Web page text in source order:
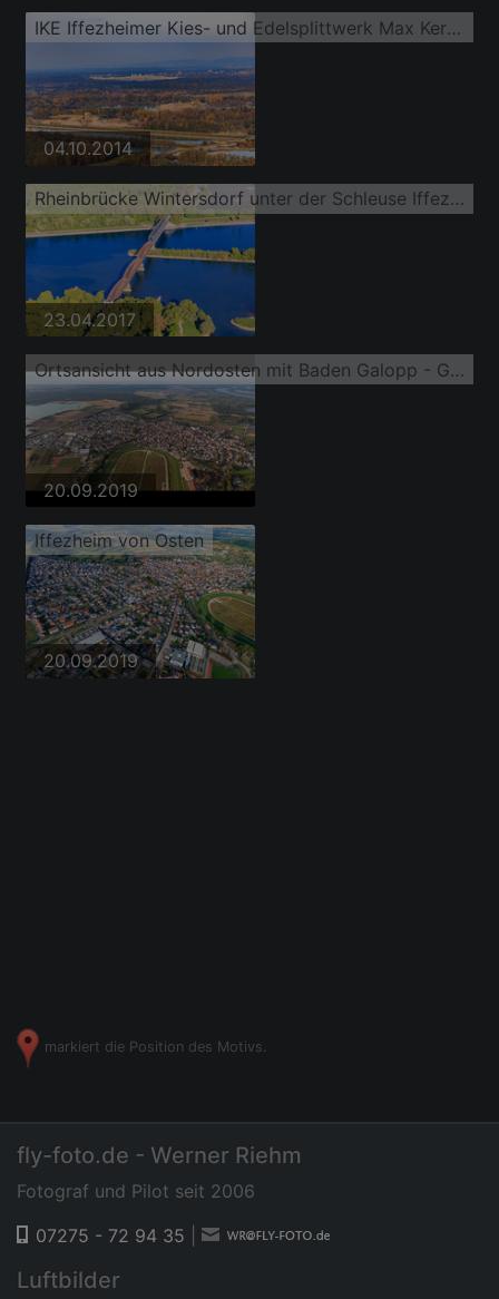
IKE Iffezheimer Kies- und Edelsplittwerk Max Kern GmbH & Co. KG an der Kiesgrube am Rhein
04.10.2014
Rheinbrücke Wintersdorf unter der Schleuse Iffezheim
23.04.2017
Ortsansicht aus Nordosten mit Baden Galopp - Galopprennbahn Baden-Baden
20.09.2019
Iffezheim von Osten
20.09.2019
markiert die Position des Motivs.
fly-foto.de - Werner Riehm
Fotograf und Pilot seit 2006
07275 - 72 94 35
Luftbilder